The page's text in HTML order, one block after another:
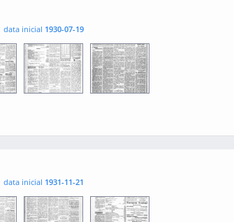
data inicial 1930-07-19
0003 0004
data inicial 1931-11-21